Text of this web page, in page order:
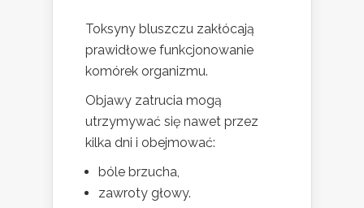
Toksyny bluszczu zakłócają
prawidłowe funkcjonowanie
komórek organizmu.
Objawy zatrucia mogą
utrzymywać się nawet przez
kilka dni i obejmować:
bóle brzucha,
zawroty głowy.